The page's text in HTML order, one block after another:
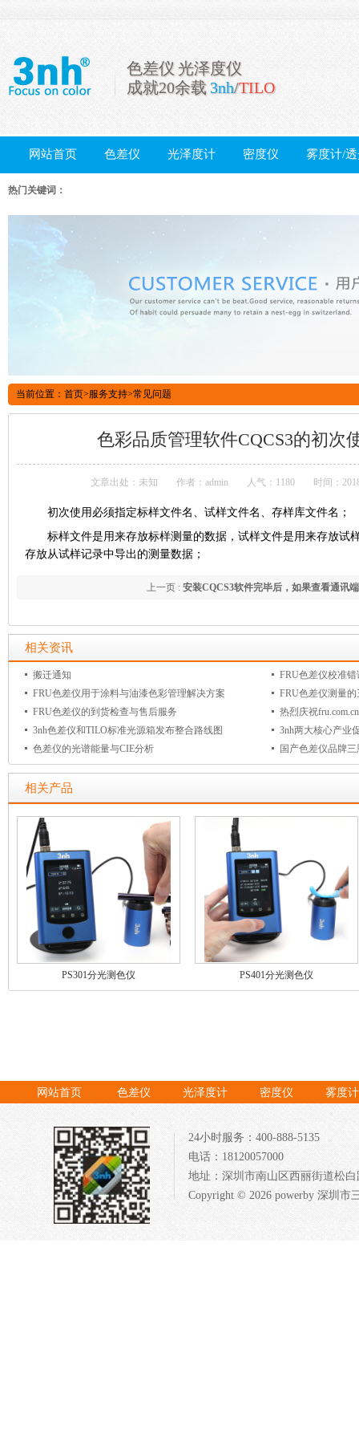
色差仪 光泽度仪
成就20余载 3nh/TILO
网站首页 色差仪 光泽度计 密度仪 雾度计/
配件
热门关键词：
当前位置： 首页>服务支持>常见问题
色彩品质管理软件CQCS3的初次
文章出处：未知 作者：admin 人气：1180 时间：
初次使用必须指定标样文件名、试样文件名、存样库文件名；
标样文件是用来存放标样测量的数据，试样文件是用来存放试
存放从试样记录中导出的测量数据；
上一页 : 安装CQCS3软件完毕后，如果查看通讯
相关资讯
搬迁通知
FRU色差仪校准
FRU色差仪用于涂料与油漆色彩管理解决方案
FRU色差仪测量
FRU色差仪的到货检查与售后服务
热烈庆祝
3nh色差仪和TILO标准光源箱发布整合路线图
3nh两大核心产业
色差仪的光谱能量与CIE分析
国产色差仪品牌三
相关产品
PS301分光测色仪 PS401分光测色仪
网站首页 色差仪 光泽度计 密度仪 雾度
24小时服务：400-888-5135
电话：18120057000
地址：深圳市南山区西丽街道松
Copyright © 2026 powerby 深圳市